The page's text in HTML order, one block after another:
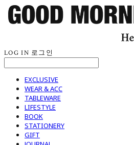
LOG IN 로그인
EXCLUSIVE
WEAR & ACC
TABLEWARE
LIFESTYLE
BOOK
STATIONERY
GIFT